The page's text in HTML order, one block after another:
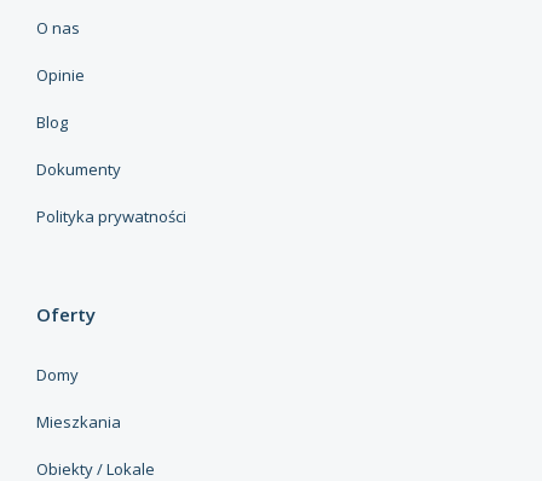
O nas
Opinie
Blog
Dokumenty
Polityka prywatności
Oferty
Domy
Mieszkania
Obiekty / Lokale